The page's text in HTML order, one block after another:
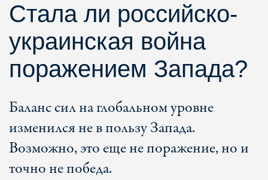
Стала ли российско-
украинская война
поражением Запада?
Баланс сил на глобальном уровне
изменился не в пользу Запада.
Возможно, это еще не поражение, но и
точно не победа.